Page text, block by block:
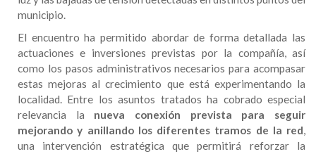
municipio.
El encuentro ha permitido abordar de forma detallada las
actuaciones e inversiones previstas por la compañía, así
como los pasos administrativos necesarios para acompasar
estas mejoras al crecimiento que está experimentando la
localidad. Entre los asuntos tratados ha cobrado especial
relevancia la nueva conexión prevista para seguir
mejorando y anillando los diferentes tramos de la red,
una intervención estratégica que permitirá reforzar la